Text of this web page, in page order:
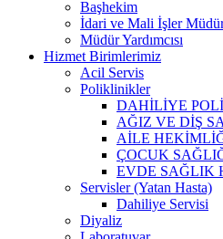
Başhekim
İdari ve Mali İşler
Müdür Yardımcısı
Hizmet Birimlerimiz
Acil Servis
Poliklinikler
DAHİLİYE
AĞIZ VE DİŞ
AİLE
ÇOCUK
EVDE SAĞLIK
Servisler (Yatan Hasta)
Dahiliye Servisi
Diyaliz